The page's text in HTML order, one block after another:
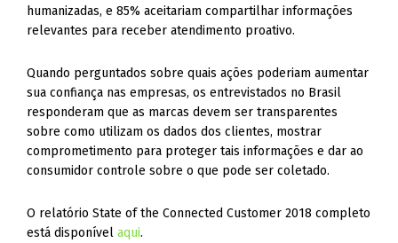
humanizadas, e 85% aceitariam compartilhar informações
relevantes para receber atendimento proativo.
Quando perguntados sobre quais ações poderiam aumentar
sua confiança nas empresas, os entrevistados no Brasil
responderam que as marcas devem ser transparentes
sobre como utilizam os dados dos clientes, mostrar
comprometimento para proteger tais informações e dar ao
consumidor controle sobre o que pode ser coletado.
O relatório State of the Connected Customer 2018 completo
está disponívelaqui.